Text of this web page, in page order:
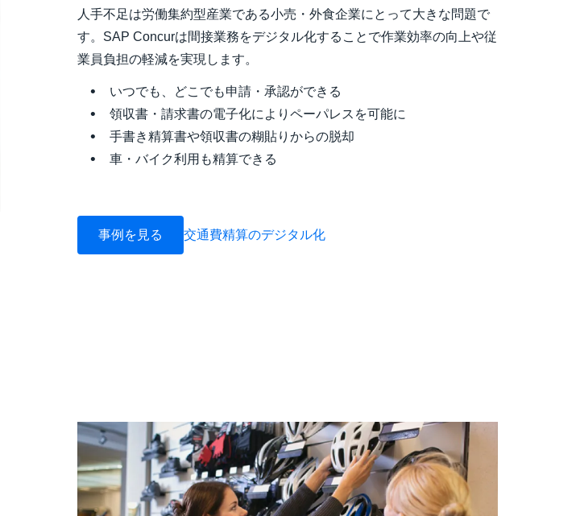
人手不足は労働集約型産業である小売・外食企業にとって大きな問題で
す。SAP Concurは間接業務をデジタル化することで作業効率の向上や従
業員負担の軽減を実現します。
いつでも、どこでも申請・承認ができる
領収書・請求書の電子化によりペーパレスを可能に
手書き精算書や領収書の糊貼りからの脱却
車・バイク利用も精算できる
事例を見る 交通費精算のデジタル化